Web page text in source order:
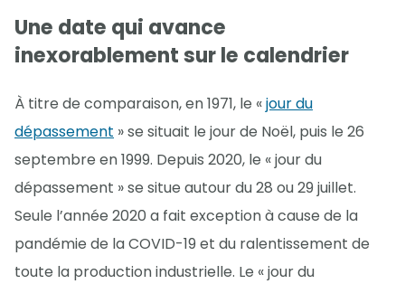
Une date qui avance
inexorablement sur le calendrier
À titre de comparaison, en 1971, le «jour du
dépassement » se situait le jour de Noël, puis le 26
septembre en 1999. Depuis 2020, le « jour du
dépassement » se situe autour du 28 ou 29 juillet.
Seule l’année 2020 a fait exception à cause de la
pandémie de la COVID-19 et du ralentissement de
toute la production industrielle. Le « jour du